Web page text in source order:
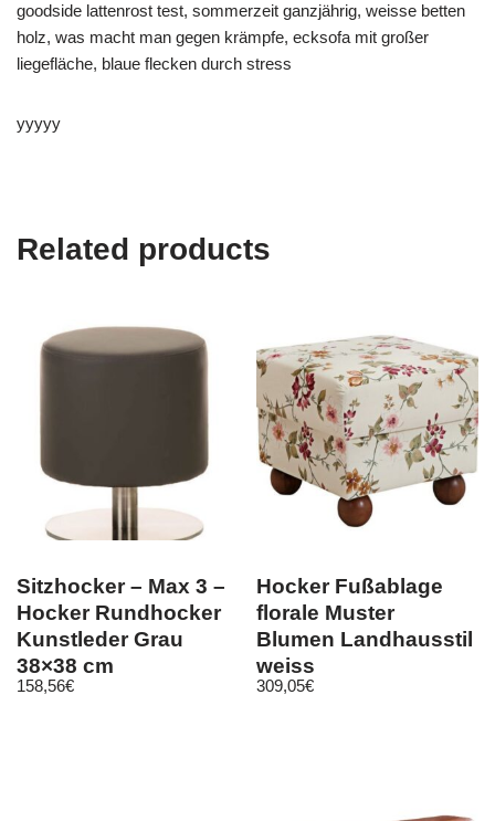
goodside lattenrost test, sommerzeit ganzjährig, weisse betten
holz, was macht man gegen krämpfe, ecksofa mit großer
liegefläche, blaue flecken durch stress
yyyyy
Related products
Sitzhocker – Max 3 –
Hocker Rundhocker
Kunstleder Grau
38×38 cm
158,56€
Hocker Fußablage
florale Muster
Blumen Landhausstil
weiss
309,05€